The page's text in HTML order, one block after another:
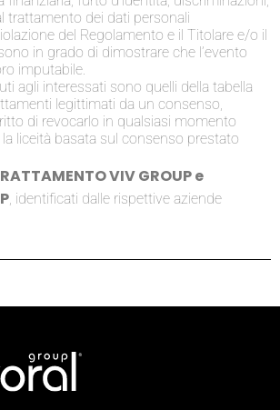
trattamento dei dati personali
del Regolamento e il Titolare e/o il
in grado di dimostrare che l’evento
imputabile.
agli interessati sono quelli della tabella
legittimati da un consenso,
di revocarlo in qualsiasi momento
liceità basata sul consenso prestato
VIV GROUP e
, identificati dalle rispettive aziende